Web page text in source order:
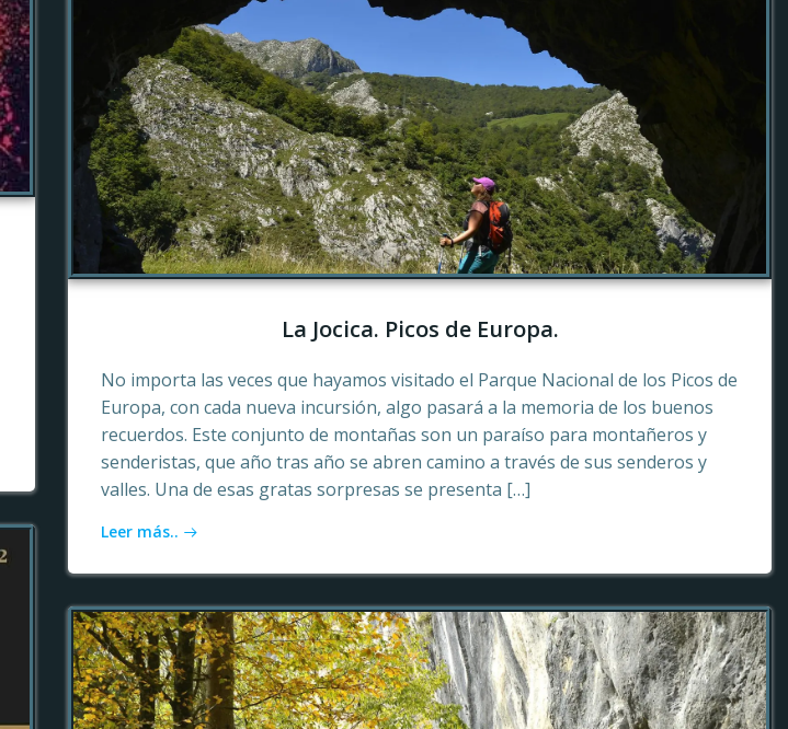
La Jocica. Picos de Europa.
No importa las veces que hayamos visitado el Parque Nacional de los Picos de
Europa, con cada nueva incursión, algo pasará a la memoria de los buenos
recuerdos. Este conjunto de montañas son un paraíso para montañeros y
senderistas, que año tras año se abren camino a través de sus senderos y
valles. Una de esas gratas sorpresas se presenta […]
Leer más..